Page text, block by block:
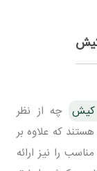
کیش چه از نظر
که علاوه بر
را نیز ارائه